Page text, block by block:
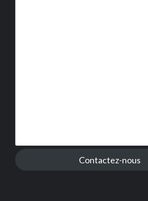
Contactez-nous